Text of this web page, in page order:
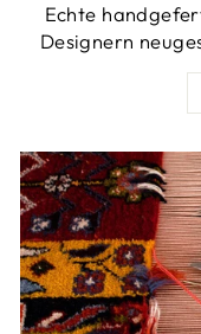
Echte
Designern